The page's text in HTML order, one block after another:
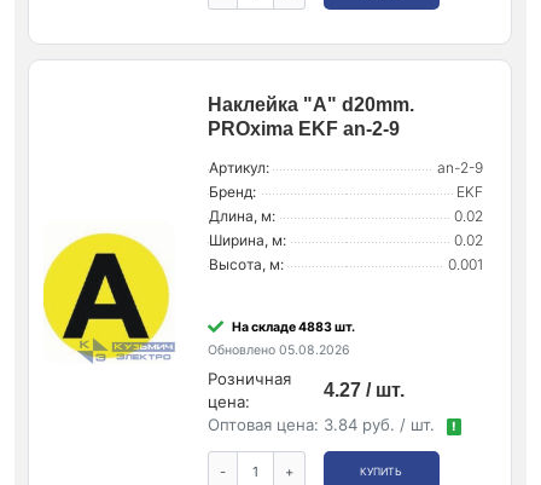
Наклейка "A" d20mm.
PROxima EKF an-2-9
Артикул:
an-2-9
Бренд:
EKF
Длина, м:
0.02
Ширина, м:
0.02
Высота, м:
0.001
На складе 4883 шт.
Обновлено 05.08.2026
Розничная
цена:
4.27 / шт.
Оптовая цена: 3.84 руб. / шт. !
- + КУПИТЬ